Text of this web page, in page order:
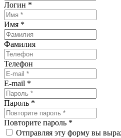
Логин *
Имя *
Фамилия
Телефон
E-mail *
Пароль *
Повторите пароль *
Отправляя эту форму вы